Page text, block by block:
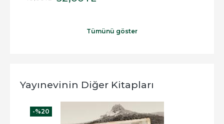
Tümünü göster
Yayınevinin Diğer Kitapları
-%20